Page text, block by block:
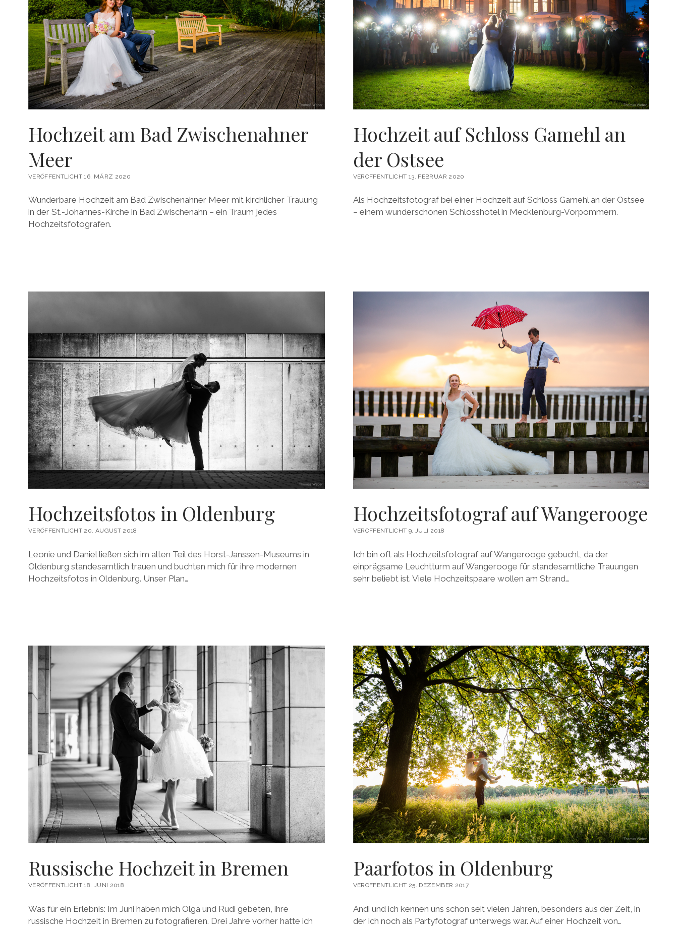
Hochzeit am Bad Zwischenahner
Meer
VERÖFFENTLICHT 16. MÄRZ 2020
Wunderbare Hochzeit am Bad Zwischenahner Meer mit kirchlicher Trauung
in der St.-Johannes-Kirche in Bad Zwischenahn – ein Traum jedes
Hochzeitsfotografen.
Hochzeit auf Schloss Gamehl an
der Ostsee
VERÖFFENTLICHT 13. FEBRUAR 2020
Als Hochzeitsfotograf bei einer Hochzeit auf Schloss Gamehl an der Ostsee
– einem wunderschönen Schlosshotel in Mecklenburg-Vorpommern.
Hochzeitsfotos in Oldenburg
VERÖFFENTLICHT 20. AUGUST 2018
Leonie und Daniel ließen sich im alten Teil des Horst-Janssen-Museums in
Oldenburg standesamtlich trauen und buchten mich für ihre modernen
Hochzeitsfotos in Oldenburg. Unser Plan…
Hochzeitsfotograf auf Wangerooge
VERÖFFENTLICHT 9. JULI 2018
Ich bin oft als Hochzeitsfotograf auf Wangerooge gebucht, da der
einprägsame Leuchtturm auf Wangerooge für standesamtliche Trauungen
sehr beliebt ist. Viele Hochzeitspaare wollen am Strand…
Russische Hochzeit in Bremen
VERÖFFENTLICHT 18. JUNI 2018
Was für ein Erlebnis: Im Juni haben mich Olga und Rudi gebeten, ihre
russische Hochzeit in Bremen zu fotografieren. Drei Jahre vorher hatte ich
Paarfotos in Oldenburg
VERÖFFENTLICHT 25. DEZEMBER 2017
Andi und ich kennen uns schon seit vielen Jahren, besonders aus der Zeit, in
der ich noch als Partyfotograf unterwegs war. Auf einer Hochzeit von…